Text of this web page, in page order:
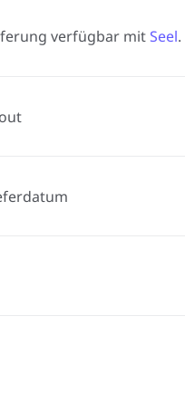
verfügbar mit Seel.